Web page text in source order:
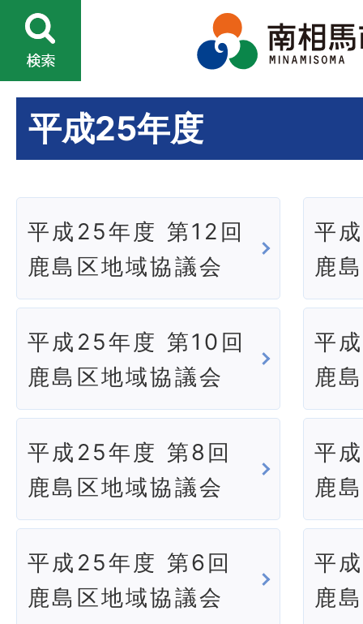
平成25年度
平成25年度 第12回
鹿島区地域協議会
平
鹿
平成25年度 第10回
鹿島区地域協議会
平
鹿
平成25年度 第8回
鹿島区地域協議会
平
鹿
平成25年度 第6回
鹿島区地域協議会
平
鹿